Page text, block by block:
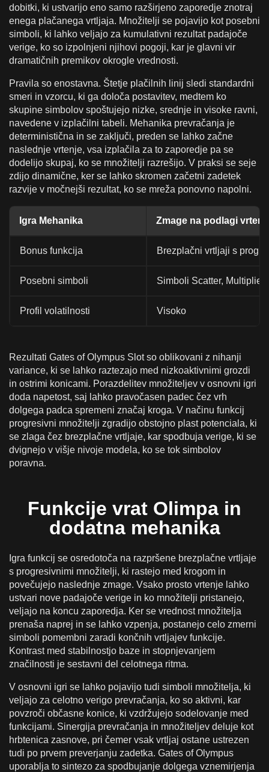
dobitki, ki ustvarijo eno samo razširjeno zaporedje znotraj
enega plačanega vrtljaja. Množitelji se pojavijo kot posebni
simboli, ki lahko veljajo za kumulativni rezultat padajoče
verige, ko so izpolnjeni njihovi pogoji, kar je glavni vir
dramatičnih premikov okrogle vrednosti.
Pravila so enostavna. Štetje plačilnih linij sledi standardni
smeri in vzorcu, ki ga določa postavitev, medtem ko
skupine simbolov spoštujejo nizke, srednje in visoke ravni,
navedene v izplačilni tabeli. Mehanika prevračanja je
deterministična in se zaključi, preden se lahko začne
naslednje vrtenje, vsa izplačila za to zaporedje pa se
dodelijo skupaj, ko se množitelji razrešijo. V praksi se seje
zdijo dinamične, ker se lahko skromen začetni zadetek
razvije v močnejši rezultat, ko se mreža ponovno napolni.
Igra Mehanika Zmage na podlagi
Bonus funkcija Brezplačni vrtljaji s
Posebni simboli Simboli Scatter, Multiplier
Profil volatilnosti Visoko
Rezultati Gates of Olympus Slot so oblikovani z nihanji
variance, ki se lahko raztezajo med nizkoaktivnimi grozdi
in ostrimi konicami. Porazdelitev množiteljev v osnovni igri
doda napetost, saj lahko pravočasen padec čez vrh
dolgega padca spremeni značaj kroga. V načinu funkcij
progresivni množitelji zgradijo obstojno plast potenciala, ki
se zlaga čez brezplačne vrtljaje, kar spodbuja verige, ki se
dvignejo v višje nivoje modela, ko se tok simbolov
poravna.
Funkcije vrat Olimpa in
dodatna mehanika
Igra funkcij se osredotoča na razpršene brezplačne vrtljaje
s progresivnimi množitelji, ki rastejo med krogom in
povečujejo naslednje zmage. Vsako prosto vrtenje lahko
ustvari nove padajoče verige in ko množitelji pristanejo,
veljajo na koncu zaporedja. Ker se vrednost množitelja
prenaša naprej in se lahko vzpenja, postanejo celo zmerni
simboli pomembni zaradi končnih vrtljajev funkcije.
Kontrast med stabilnostjo baze in stopnjevanjem
značilnosti je sestavni del celotnega ritma.
V osnovni igri se lahko pojavijo tudi simboli množitelja, ki
veljajo za celotno verigo prevračanja, ko so aktivni, kar
povzroči občasne konice, ki vzdržujejo sodelovanje med
funkcijami. Sinergija prevračanja in množiteljev deluje kot
hrbtenica zasnove, pri čemer vsak vrtljaj ostane ustrezen
tudi po prvem preverjanju zadetka. Gates of Olympus
uporablja to sintezo za spodbujanje dolgega vznemirjenja